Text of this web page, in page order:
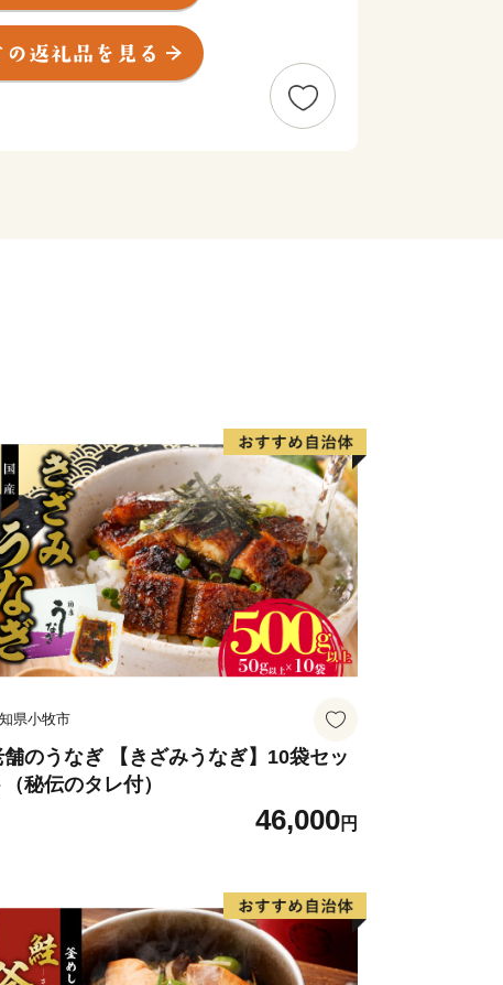
、質の高いお肉、新鮮な海の幸、そし
並ぶほとんどの食材が町内で生産され
寄付金は、この町の未来を担う人づく
のために大切に活用させていただきま
＝＝＝＝＝＝＝＝
関する事務を株式会社エーゼログルー
報は、錦江町および錦江町が委託する
用するものではありません。
、錦江町より重要なお知らせやおすす
する場合があります。
さと納税専用窓口）
県小牧市
舗のうなぎ 【きざみうなぎ】10袋セッ
（秘伝のタレ付）
46,000円